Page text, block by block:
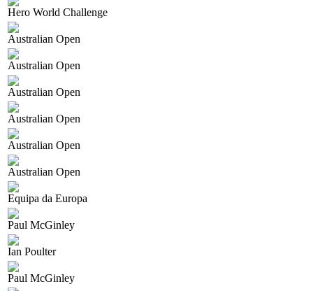
Hero World Challenge
Australian Open
Australian Open
Australian Open
Australian Open
Australian Open
Australian Open
Equipa da Europa
Paul McGinley
Ian Poulter
Paul McGinley